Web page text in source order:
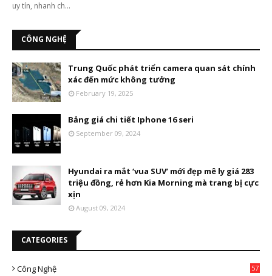
uy tín, nhanh ch…
CÔNG NGHỆ
Trung Quốc phát triển camera quan sát chính
xác đến mức không tưởng
February 19, 2025
Bảng giá chi tiết Iphone 16 seri
September 09, 2024
Hyundai ra mắt ‘vua SUV’ mới đẹp mê ly giá 283
triệu đồng, rẻ hơn Kia Morning mà trang bị cực
xịn
August 09, 2024
CATEGORIES
Công Nghệ 57